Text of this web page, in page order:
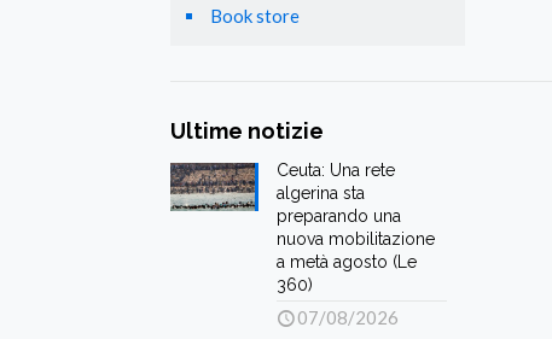
Book store
Ultime notizie
Ceuta: Una rete
algerina sta
preparando una
nuova mobilitazione
a metà agosto (Le
360)
07/08/2026